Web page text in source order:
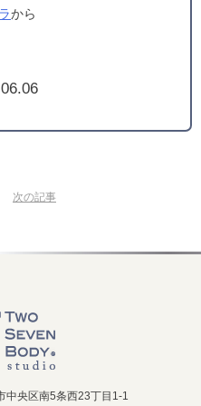
から
次の記事
央区南5条西23丁目1-1